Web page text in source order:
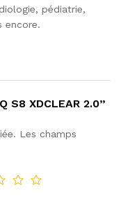
pédiatrie,
encore.
S8 XDCLEAR 2.0”
Les champs